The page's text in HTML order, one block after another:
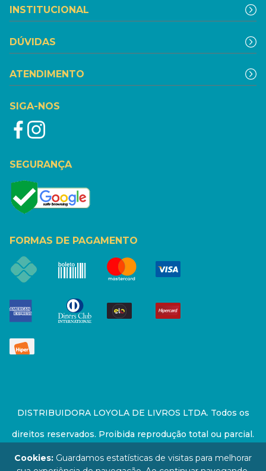
INSTITUCIONAL
DÚVIDAS
ATENDIMENTO
SIGA-NOS
SEGURANÇA
FORMAS DE PAGAMENTO
DISTRIBUIDORA LOYOLA DE LIVROS LTDA. Todos os
direitos reservados. Proibida reprodução total ou parcial.
Preços e estoque sujeito a alterações sem aviso prévio.
Cookies: Guardamos estatísticas de visitas para melhorar